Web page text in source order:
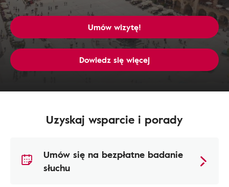
Umów wizytę!
Dowiedz się więcej
Uzyskaj wsparcie i porady
Umów się na bezpłatne badanie
słuchu